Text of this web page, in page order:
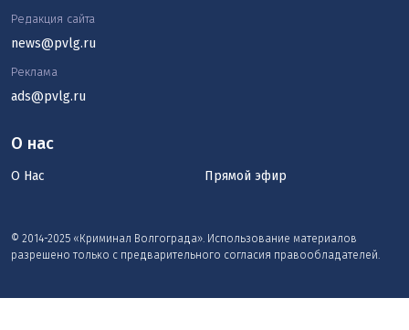
О нас
О Нас Прямой эфир
© 2014-2025 «Криминал Волгограда». Использование материалов
разрешено только с предварительного согласия правообладателей.
Редакция сайта
news@pvlg.ru
Реклама
ads@pvlg.ru